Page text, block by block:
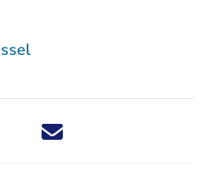
Deel dit nieuwsbericht via X -
Deel dit nieuwsbericht via
Deel dit nieuwsbericht
Deel dit